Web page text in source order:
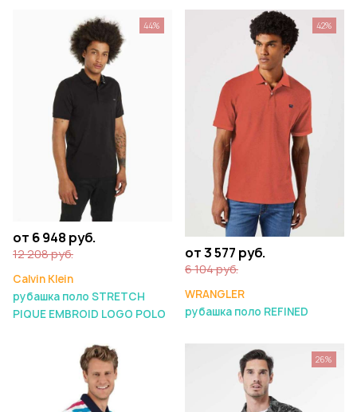
от 6 948 руб.
12 208 руб.
Calvin Klein
рубашка поло STRETCH
PIQUE EMBROID LOGO POLO
44%
от 3 577 руб.
6 104 руб.
WRANGLER
рубашка поло REFINED
42%
26%